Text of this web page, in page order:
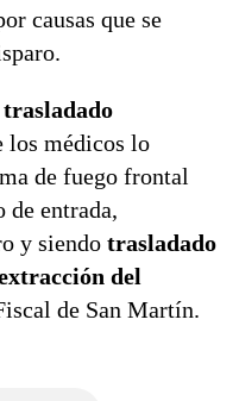
causas que se
trasladado
los médicos lo
de fuego frontal
entrada,
y siendo trasladado
del
de San Martín.